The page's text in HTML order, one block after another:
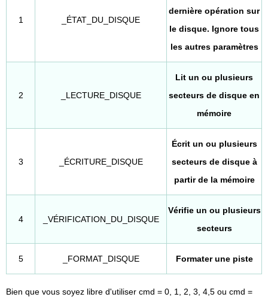
1 _ÉTAT_DU_DISQUE
dernière opération sur
le disque. Ignore tous
les autres paramètres
2 _LECTURE_DISQUE
Lit un ou plusieurs
secteurs de disque en
mémoire
3 _ÉCRITURE_DISQUE
Écrit un ou plusieurs
secteurs de disque à
partir de la mémoire
4 _VÉRIFICATION_DU_DISQUE
Vérifie un ou plusieurs
secteurs
5 _FORMAT_DISQUE Formater une piste
Bien que vous soyez libre d'utiliser cmd = 0, 1, 2, 3, 4,5 ou cmd =